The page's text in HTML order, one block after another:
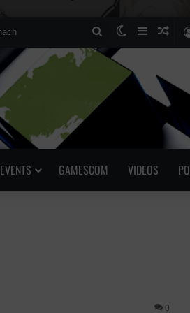
Suchen
nach
SkinSidebar
EVENTS GAMESCOM VIDEOS
0